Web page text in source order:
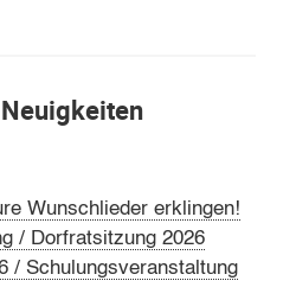
Wunschlieder erklingen!
/ Dorfratsitzung 2026
/ Schulungsveranstaltung